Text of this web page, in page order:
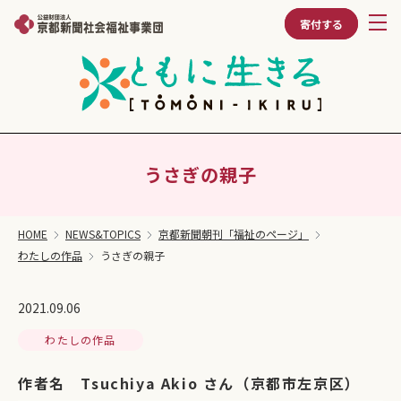
寄付する
うさぎの親子
HOME NEWS&TOPICS
京都新聞朝刊「福祉のページ」
わたしの作品
うさぎの親子
2021.09.06
わたしの作品
作者名 Tsuchiya Akio さん（京都市左京区）